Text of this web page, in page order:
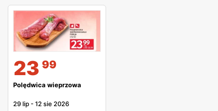
23 99
Polędwica wieprzowa
29 lip -12 sie 2026